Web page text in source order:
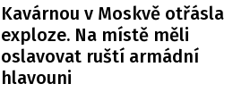
Kavárnou v Moskvě otřásla
exploze. Na místě měli
oslavovat ruští armádní
hlavouni